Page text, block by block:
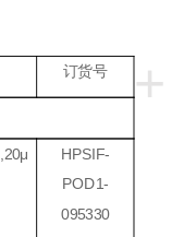
+
订货号
,20μ HPSIF-
POD1-
095330